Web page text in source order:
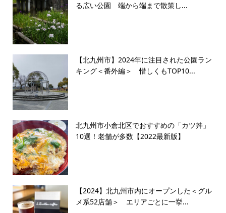
る広い公園 端から端まで散策し...
【北九州市】2024年に注目された公園ラン
キング＜番外編＞ 惜しくもTOP10...
北九州市小倉北区でおすすめの「カツ丼」
10選！老舗が多数【2022最新版】
【2024】北九州市内にオープンした＜グル
メ系52店舗＞ エリアごとに一挙...